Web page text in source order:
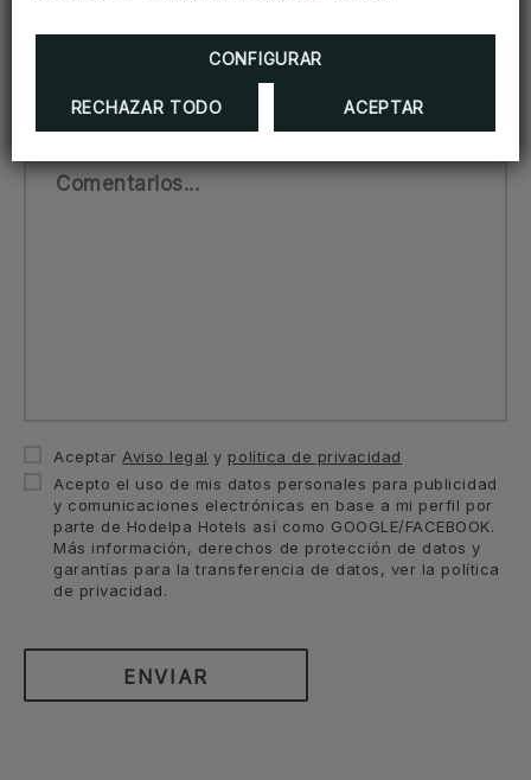
CONFIGURAR
RECHAZAR TODO ACEPTAR
Comentarios...
AceptarAviso legal y política de privacidad
Acepto el uso de mis datos personales para publicidad
y comunicaciones electrónicas en base a mi perfil por
parte de Hodelpa Hotels así como GOOGLE/FACEBOOK.
Más información, derechos de protección de datos y
garantías para la transferencia de datos, ver la política
de privacidad.
ENVIAR